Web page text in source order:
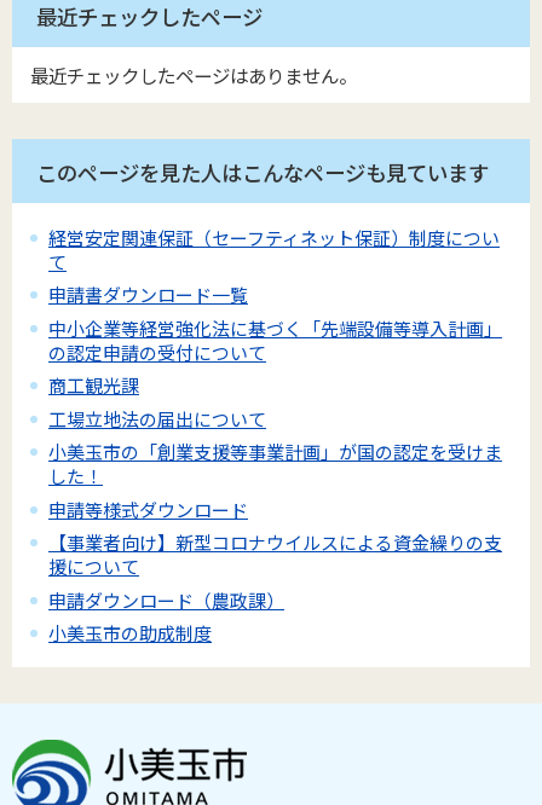
最近チェックしたページ
最近チェックしたページはありません。
このページを見た人はこんなページも見ています
経営安定関連保証（セーフティネット保証）制度につい
て
申請書ダウンロード一覧
中小企業等経営強化法に基づく「先端設備等導入計画」
の認定申請の受付について
商工観光課
工場立地法の届出について
小美玉市の「創業支援等事業計画」が国の認定を受けま
した！
申請等様式ダウンロード
【事業者向け】新型コロナウイルスによる資金繰りの支
援について
申請ダウンロード（農政課）
小美玉市の助成制度